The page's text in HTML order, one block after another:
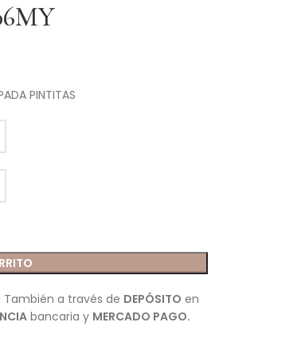
PINTITAS
a través de DEPÓSITO en
bancaria y MERCADO PAGO.